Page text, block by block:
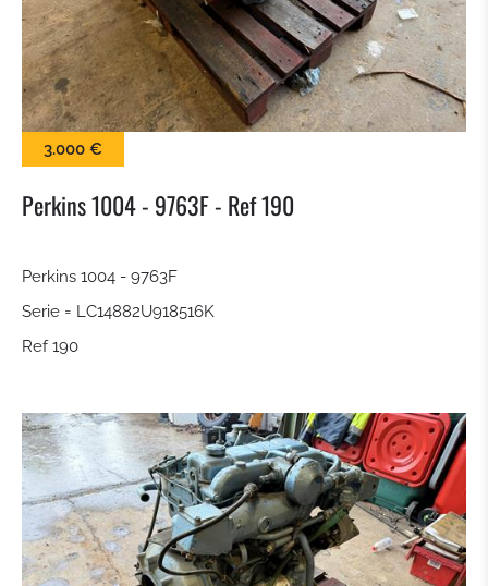
KEHRBÜRSTE
SCHNEESCHILD
BALLENZANGE
KROKODILGEBISS ZANGE
SCHNELLWECHSLER
TIEFLÖFFEL
GRABENRÄUMLÖFFEL
HYDR. GRABENRÄUMLÖFFEL
3.000 €
Perkins 1004 - 9763F - Ref 190
Perkins 1004 - 9763F
Serie = LC14882U918516K
Ref 190